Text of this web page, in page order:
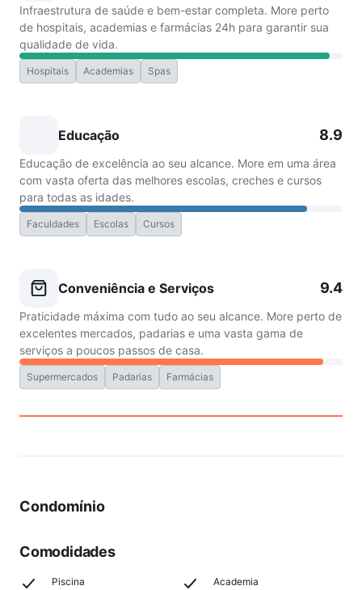
Infraestrutura de saúde e bem-estar completa. More perto
de hospitais, academias e farmácias 24h para garantir sua
qualidade de vida.
Hospitais Academias Spas
Educação 8.9
Educação de excelência ao seu alcance. More em uma área
com vasta oferta das melhores escolas, creches e cursos
para todas as idades.
Faculdades Escolas Cursos
Conveniência e Serviços 9.4
Praticidade máxima com tudo ao seu alcance. More perto de
excelentes mercados, padarias e uma vasta gama de
serviços a poucos passos de casa.
Supermercados Padarias Farmácias
Condomínio
Comodidades
Piscina Academia